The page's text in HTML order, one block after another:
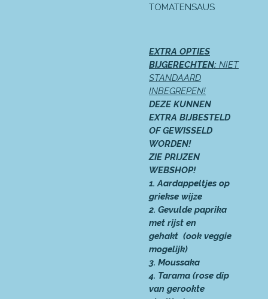
TOMATENSAUS
EXTRA OPTIES
BIJGERECHTEN: NIET
STANDAARD
INBEGREPEN!
DEZE KUNNEN
EXTRA BIJBESTELD
OF GEWISSELD
WORDEN!
ZIE PRIJZEN
WEBSHOP!
1. Aardappeltjes op
griekse wijze
2. Gevulde paprika
met rijst en
gehakt (ook veggie
mogelijk)
3. Moussaka
4. Tarama (rose dip
van gerookte